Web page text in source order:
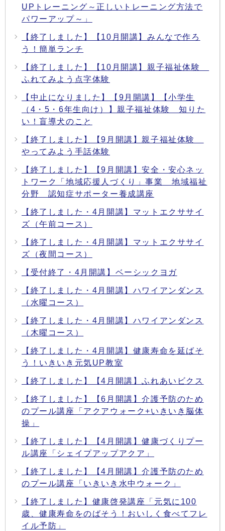
UPトレーニング～正しいトレーニング方法で
パワーアップ～」
【終了しました】【10月開講】みんなで作ろ
う！簡単ランチ
【終了しました】【10月開講】親子福祉体験
ふれてみよう点字体験
【中止になりました】【9月開講】【小学生
（4・5・6年生向け）】親子福祉体験 知りた
い！盲導犬のこと
【終了しました】【9月開講】親子福祉体験
やってみよう手話体験
【終了しました】【9月開講】安全・安心ネッ
トワーク「地域応援人づくり」事業 地域福祉
分野 認知症サポーター養成講座
【終了しました・4月開講】マットエクササイ
ズ（午前コース）
【終了しました・4月開講】マットエクササイ
ズ（夜間コース）
【受付終了・4月開講】ベーシックヨガ
【終了しました・4月開講】ハワイアンダンス
（水曜コース）
【終了しました・4月開講】ハワイアンダンス
（木曜コース）
【終了しました・4月開講】健康寿命を延ばそ
う！いきいき元気UP教室
【終了しました】【4月開講】ふれあいビクス
【終了しました】【6月開講】介護予防のため
のプール講座「アクアウォーク+いきいき脳体
操」
【終了しました】【4月開講】健康づくりプー
ル講座「シェイプアップアクア」
【終了しました】【4月開講】介護予防のため
のプール講座「いきいき水中ウォーク」
【終了しました】健康啓発講座「元気に100
歳、健康寿命をのばそう！おいしく食べてフレ
イル予防」